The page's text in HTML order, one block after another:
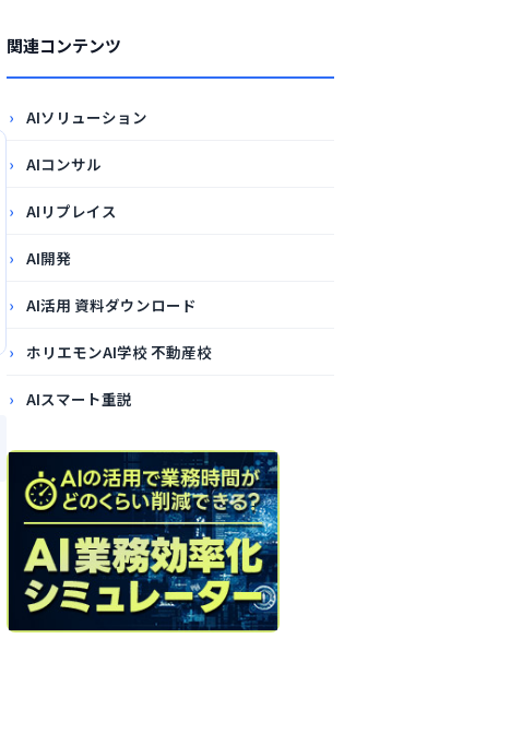
関連コンテンツ
AIソリューション
AIコンサル
AIリプレイス
AI開発
AI活用 資料ダウンロード
ホリエモンAI学校 不動産校
AIスマート重説